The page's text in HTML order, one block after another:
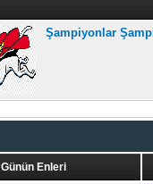
Şampiyonlar
Günün Enleri